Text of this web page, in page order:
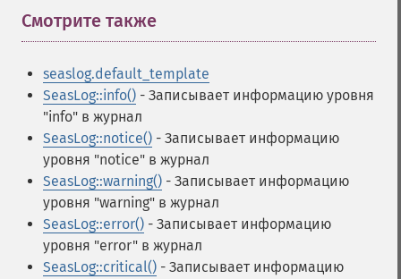
Смотрите также
seaslog.default_template
SeasLog::info() - Записывает информацию уровня
"info" в журнал
SeasLog::notice() - Записывает информацию
уровня "notice" в журнал
SeasLog::warning() - Записывает информацию
уровня "warning" в журнал
SeasLog::error() - Записывает информацию
уровня "error" в журнал
SeasLog::critical() - Записывает информацию